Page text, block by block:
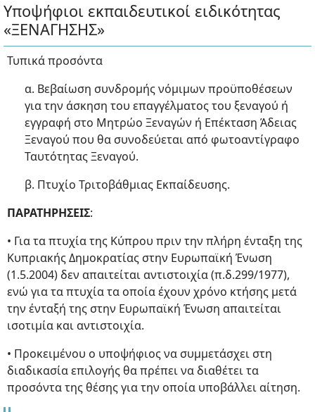
Υποψήφιοι εκπαιδευτικοί ειδικότητας
«ΞΕΝΑΓΗΣΗΣ»
Τυπικά προσόντα
α. Βεβαίωση συνδρομής νόμιμων προϋποθέσεων
για την άσκηση του επαγγέλματος του ξεναγού ή
εγγραφή στο Μητρώο Ξεναγών ή Επέκταση Άδειας
Ξεναγού που θα συνοδεύεται από φωτοαντίγραφο
Ταυτότητας Ξεναγού.
β. Πτυχίο Τριτοβάθμιας Εκπαίδευσης.
ΠΑΡΑΤΗΡΗΣΕΙΣ:
• Για τα πτυχία της Κύπρου πριν την πλήρη ένταξη της
Κυπριακής Δημοκρατίας στην Ευρωπαϊκή Ένωση
(1.5.2004) δεν απαιτείται αντιστοιχία (π.δ.299/1977),
ενώ για τα πτυχία τα οποία έχουν χρόνο κτήσης μετά
την ένταξή της στην Ευρωπαϊκή Ένωση απαιτείται
ισοτιμία και αντιστοιχία.
• Προκειμένου ο υποψήφιος να συμμετάσχει στη
διαδικασία επιλογής θα πρέπει να διαθέτει τα
προσόντα της θέσης για την οποία υποβάλλει αίτηση.